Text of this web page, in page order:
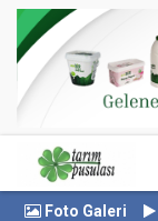
Foto Galeri